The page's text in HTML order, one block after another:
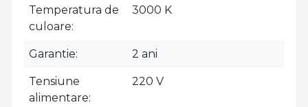
Temperatura de
culoare
3000 K
Garantie 2 ani
Tensiune
alimentare
220 V